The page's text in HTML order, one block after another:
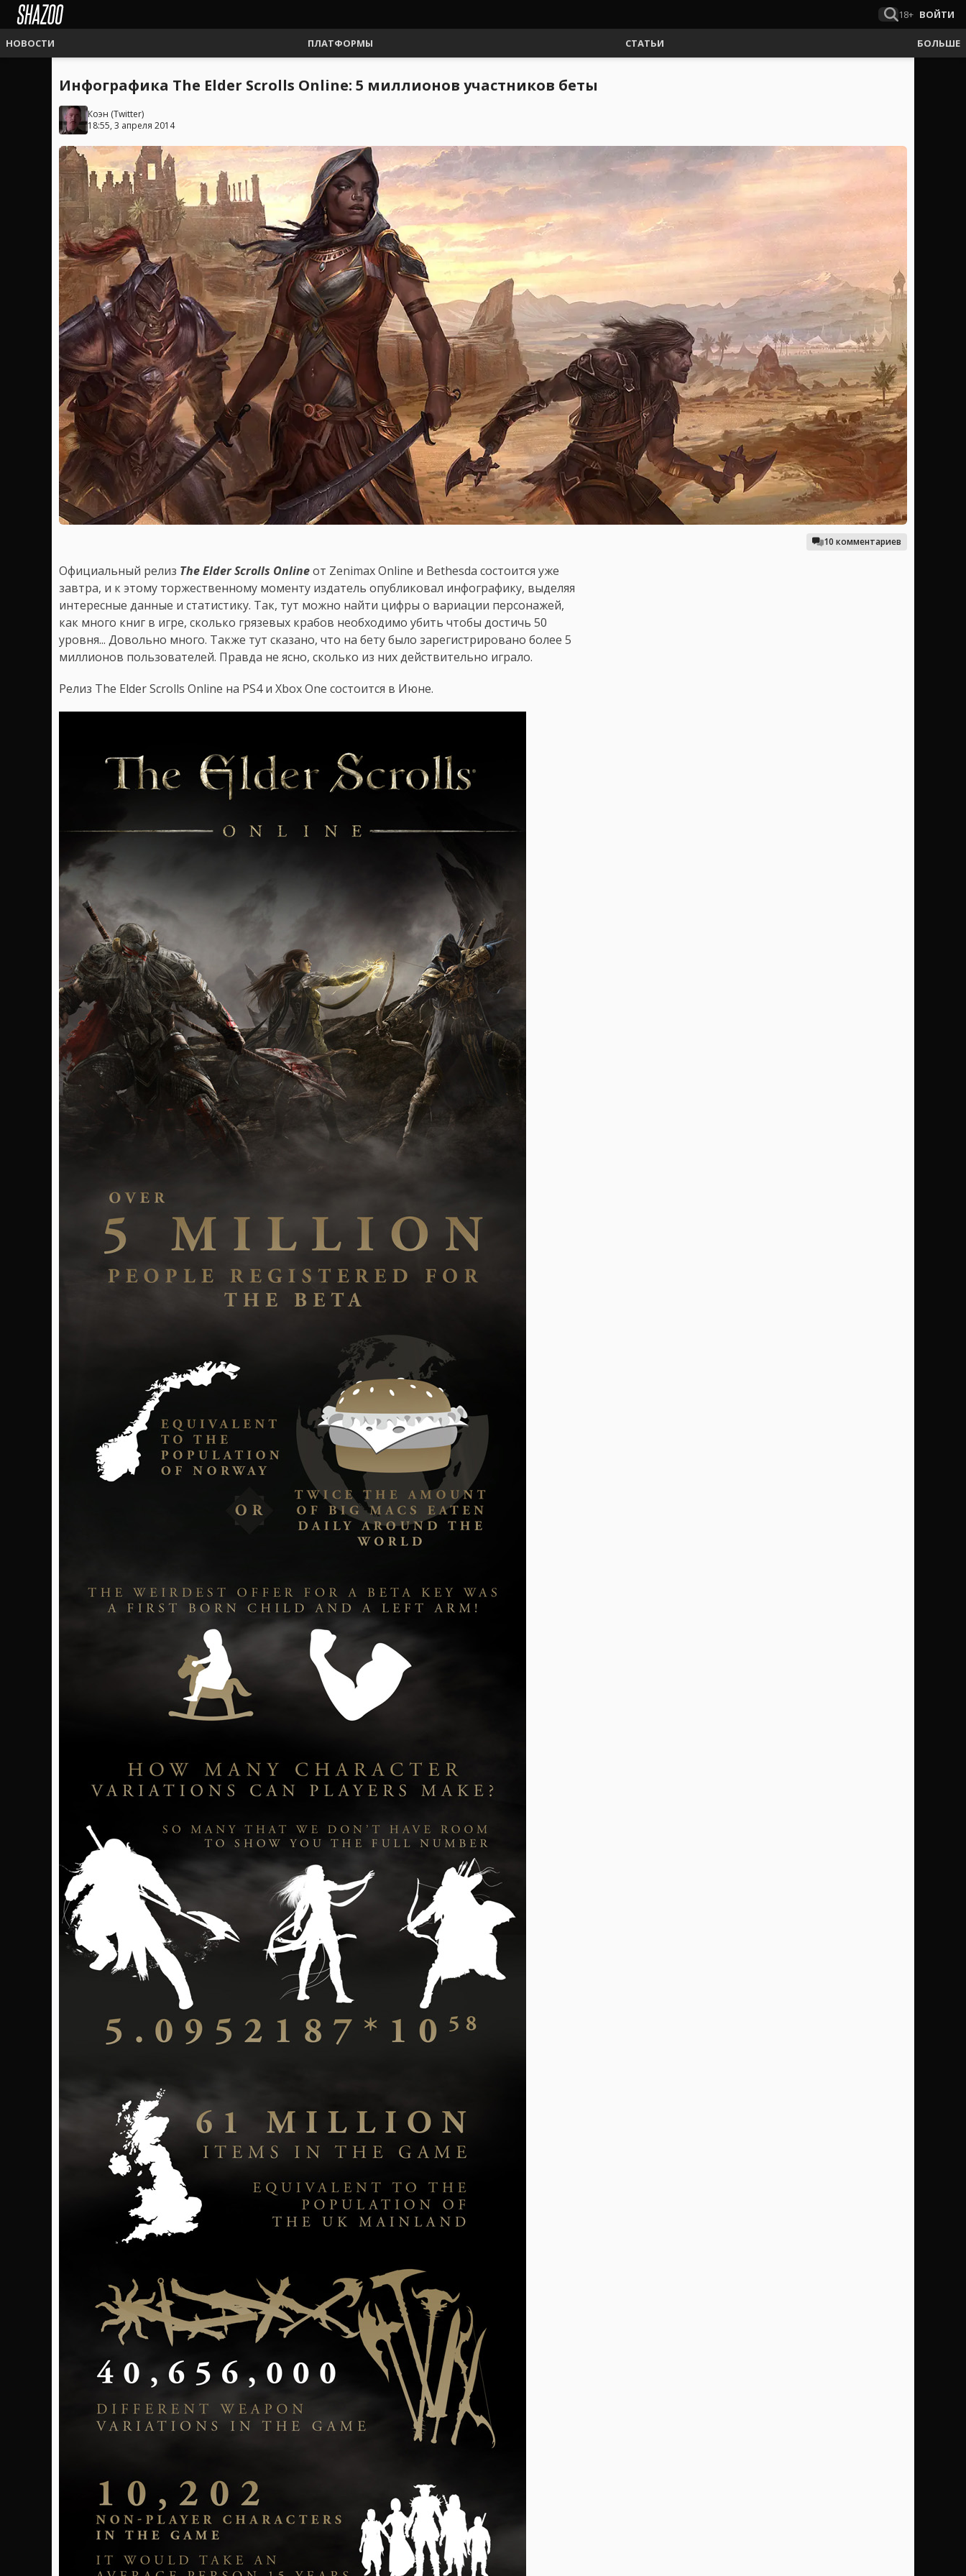
18+ ВОЙТИ
НОВОСТИ ПЛАТФОРМЫ СТАТЬИ БОЛЬШЕ
Инфографика The Elder Scrolls Online: 5 миллионов участников беты
Коэн (Twitter)
18:55, 3 апреля 2014
10 комментариев
Официальный релиз The Elder Scrolls Onlineот Zenimax Online и Bethesda состоится уже
завтра, и к этому торжественному моменту издатель опубликовал инфографику, выделяя
интересные данные и статистику. Так, тут можно найти цифры о вариации персонажей,
как много книг в игре, сколько грязевых крабов необходимо убить чтобы достичь 50
уровня... Довольно много. Также тут сказано, что на бету было зарегистрировано более 5
миллионов пользователей. Правда не ясно, сколько из них действительно играло.
Релиз The Elder Scrolls Online на PS4 и Xbox One состоится в Июне.